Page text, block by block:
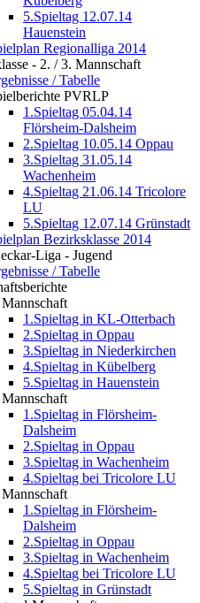
5.Spieltag 12.07.14
Hauenstein
Regionalliga 2014
- 2. / 3. Mannschaft
/ Tabelle
PVRLP
1.Spieltag 05.04.14
Flörsheim-Dalsheim
2.Spieltag 10.05.14 Oppau
3.Spieltag 31.05.14
Wachenheim
4.Spieltag 21.06.14 Tricolore
LU
5.Spieltag 12.07.14 Grünstadt
Bezirksklasse 2014
Liga - Jugend
/ Tabelle
1.Spieltag in KL-Otterbach
2.Spieltag in Oppau
3.Spieltag in Niederkirchen
4.Spieltag in Kübelberg
5.Spieltag in Hauenstein
1.Spieltag in Flörsheim-
Dalsheim
2.Spieltag in Oppau
3.Spieltag in Wachenheim
4.Spieltag bei Tricolore LU
1.Spieltag in Flörsheim-
Dalsheim
2.Spieltag in Oppau
3.Spieltag in Wachenheim
4.Spieltag bei Tricolore LU
5.Spieltag in Grünstadt